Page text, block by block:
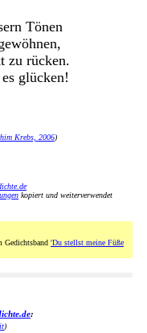
Tönen
zu rücken.
glücken!
Krebs, 2006)
kopiert und weiterverwendet
Gedichtsband 'Du stellst meine Füße
:
)